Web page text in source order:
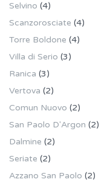
Selvino (4)
Scanzorosciate (4)
Torre Boldone (4)
Villa di Serio (3)
Ranica (3)
Vertova (2)
Comun Nuovo (2)
San Paolo D'Argon (2)
Dalmine (2)
Seriate (2)
Azzano San Paolo (2)